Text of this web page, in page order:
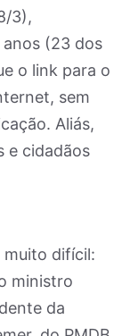
3),
(23 dos
o link para o
sem
Aliás,
e cidadãos
difícil:
ministro
da